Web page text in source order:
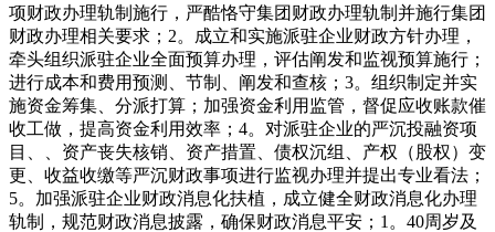
项财政办理轨制施行，严酷恪守集团财政办理轨制并施行集团
财政办理相关要求；2。成立和实施派驻企业财政方针办理，
牵头组织派驻企业全面预算办理，评估阐发和监视预算施行；
进行成本和费用预测、节制、阐发和查核；3。组织制定并实
施资金筹集、分派打算；加强资金利用监管，督促应收账款催
收工做，提高资金利用效率；4。对派驻企业的严沉投融资项
目、、资产丧失核销、资产措置、债权沉组、产权（股权）变
更、收益收缴等严沉财政事项进行监视办理并提出专业看法；
5。加强派驻企业财政消息化扶植，成立健全财政消息化办理
轨制，规范财政消息披露，确保财政消息平安；1。40周岁及